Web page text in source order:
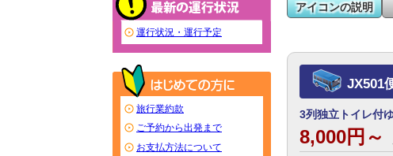
アイコンの説明
JX501
3列独立トイレ付
8,000円～
運行状況・運行予定
旅行業約款
ご予約から出発まで
お支払方法について